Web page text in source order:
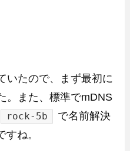
いたので、まず最初に
。また、標準でmDNS
rock-5b
で名前解決
ね。